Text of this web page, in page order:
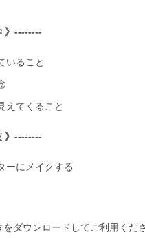
》--------
いること
えてくること
》--------
ーにメイクする
ダウンロードしてご利用くだ